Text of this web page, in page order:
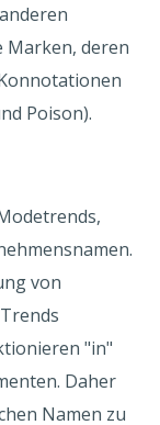
Marken, deren
Poison).
von
"in"
Daher
Namen zu